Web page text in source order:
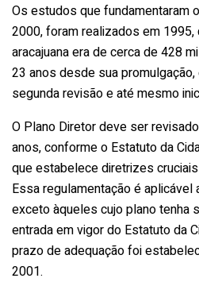
Os estudos que fundamentaram
2000, foram realizados em 1995,
aracajuana era de cerca de 428
23 anos desde sua
segunda revisão e até mesmo
O Plano Diretor deve ser
anos, conforme o Estatuto da
que estabelece diretrizes
Essa regulamentação é
exceto àqueles cujo plano tenha
entrada em vigor do Estatuto da
prazo de adequação foi
2001.